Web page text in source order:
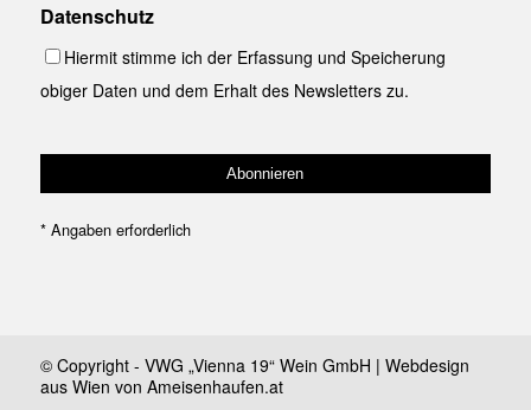
Datenschutz
Hiermit stimme ich der Erfassung und Speicherung
obiger Daten und dem Erhalt des Newsletters zu.
*Angaben erforderlich
© Copyright - VWG „Vienna 19“ Wein GmbH | Webdesign
aus Wien von Ameisenhaufen.at